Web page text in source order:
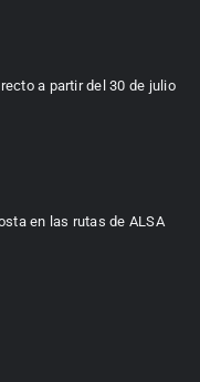
a partir del 30 de julio
en las rutas de ALSA